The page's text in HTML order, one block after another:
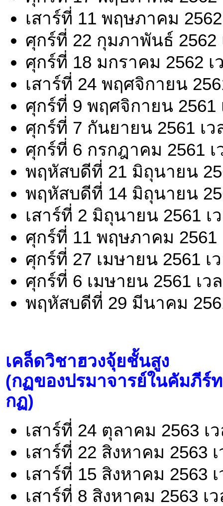
เสาร์ที่ 11 พฤษภาคม
ศุกร์ที่ 22 กุมภาพันธ์ 2562
ศุกร์ที่ 18 มกราคม 2562 เ
เสาร์ที่ 24 พฤศจิกายน
ศุกร์ที่ 9 พฤศจิกายน 2561
ศุกร์ที่ 7 กันยายน 2561 เว
ศุกร์ที่ 6 กรกฎาคม 2561 เ
พฤหัสบดีที่ 21 มิถุนายน
พฤหัสบดีที่ 14 มิถุนายน
เสาร์ที่ 2 มิถุนายน 2561 เ
ศุกร์ที่ 11 พฤษภาคม 2561
ศุกร์ที่ 27 เมษายน 2561 เ
ศุกร์ที่ 6 เมษายน 2561 เว
พฤหัสบดีที่ 29 มีนาคม
เคล็ดวิชาฮวงจุ้ยชั้นสูง
(กฏของปรมาจารย์ในคัมภีร์
กฏ)
เสาร์ที่ 24 ตุลาคม 2563 เ
เสาร์ที่ 22 สิงหาคม 2563
เสาร์ที่ 15 สิงหาคม 2563
เสาร์ที่ 8 สิงหาคม 2563 เ